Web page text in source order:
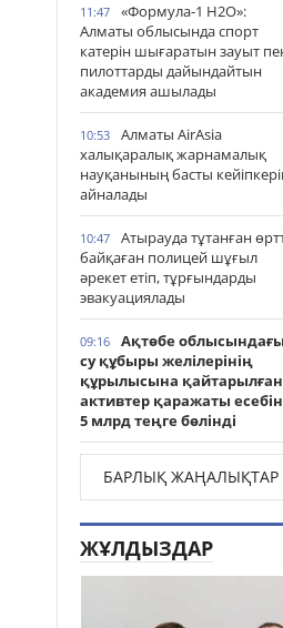
11:47
«Формула-1 H2O»:
Алматы облысында спорт
катерін шығаратын зауыт
пилоттарды дайындайтын
академия ашылады
10:53
Алматы AirAsia
халықаралық жарнамалық
науқанының басты
айналады
10:47
Атырауда тұтанған
байқаған полицей шұғыл
әрекет етіп, тұрғындарды
эвакуациялады
09:16
Ақтөбе облысындағы
су құбыры желілерінің
құрылысына қайтарылған
активтер қаражаты
5 млрд теңге бөлінді
БАРЛЫҚ ЖАҢАЛЫҚТАР
ЖҰЛДЫЗДАР